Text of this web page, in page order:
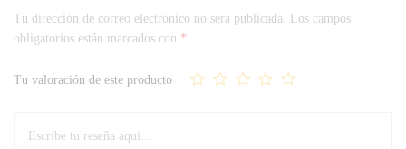
Tu dirección de correo electrónico no será publicada. Los campos
obligatorios están marcados con *
Tu valoración de este producto